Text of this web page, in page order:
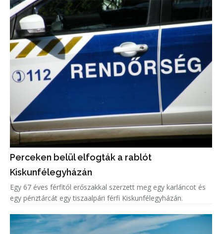
Perceken belül elfogták a rablót
Kiskunfélegyházán
Egy 67 éves férfitól erőszakkal szerzett meg egy karláncot és
egy pénztárcát egy tiszaalpári férfi Kiskunfélegyházán.